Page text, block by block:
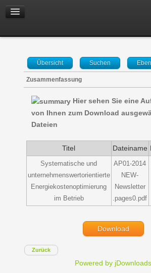
Übersicht Suchen
Zusammenfassung
Hier sehen Sie eine
von Ihnen zum Download
Dateien
Titel Dateiname
Systematische und
unternehmenswertorientierte
Energiekostenoptimierung
im Betrieb
AP01-2014
NEW-
Newsletter
.pages0.pdf
Download
Zurück
Powered by jDownloads